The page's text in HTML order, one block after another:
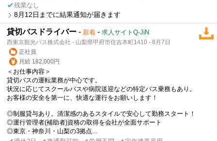
残業なし
8月12日までに結果通知が届きます
貸切バスドライバー - 新着 - 求人サイトQ-JiN
西東京観光バス株式会社 - 山梨県甲府市住吉本町1410 - 8月7日
正社員
月給 182,000円
＜お仕事内容＞
貸切バスの運転業務が中心です。
状況に応じてスクールバスや病院送迎などの特定バス乗務もあり。
お客様の安全を第一に、快適な運行をお願いします！
◎制服貸与あり。清潔感のあるスタイルで安心して勤務スタート！
◎運行管理者(補助者)資格の取得を会社が全面サポート
◎東京・神奈川・山梨の3拠点...